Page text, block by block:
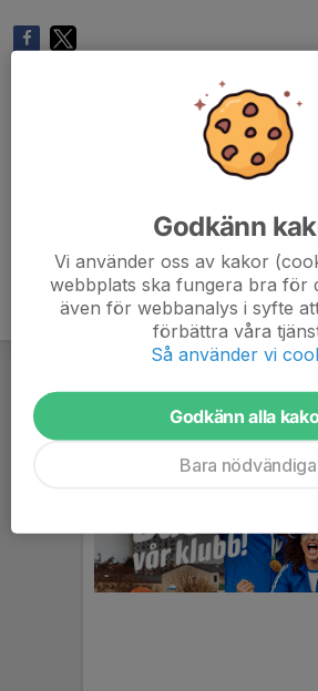
Godkänn
Vi använder oss av kakor
webbplats ska fungera bra för
även för webbanalys i syfte
förbättra våra
Så använder vi
Godkänn alla
Bara nödvändiga